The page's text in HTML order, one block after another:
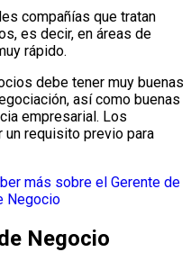
compañías que tratan
es decir, en áreas de
rápido.
debe tener muy buenas
así como buenas
empresarial. Los
requisito previo para
más sobre el Gerente de
Negocio
Negocio